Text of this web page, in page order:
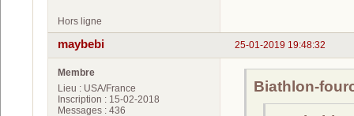
Hors ligne
25-01-2019 19:48:32
maybebi
Membre
Lieu : USA/France
Inscription : 15-02-2018
Messages : 436
Biathlon-